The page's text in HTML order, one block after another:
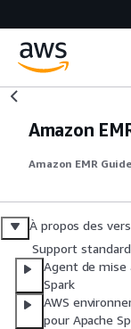
Amazon
Amazon EMR
À propos des
Support standard
Agent de mise
Spark
AWS
pour Apache